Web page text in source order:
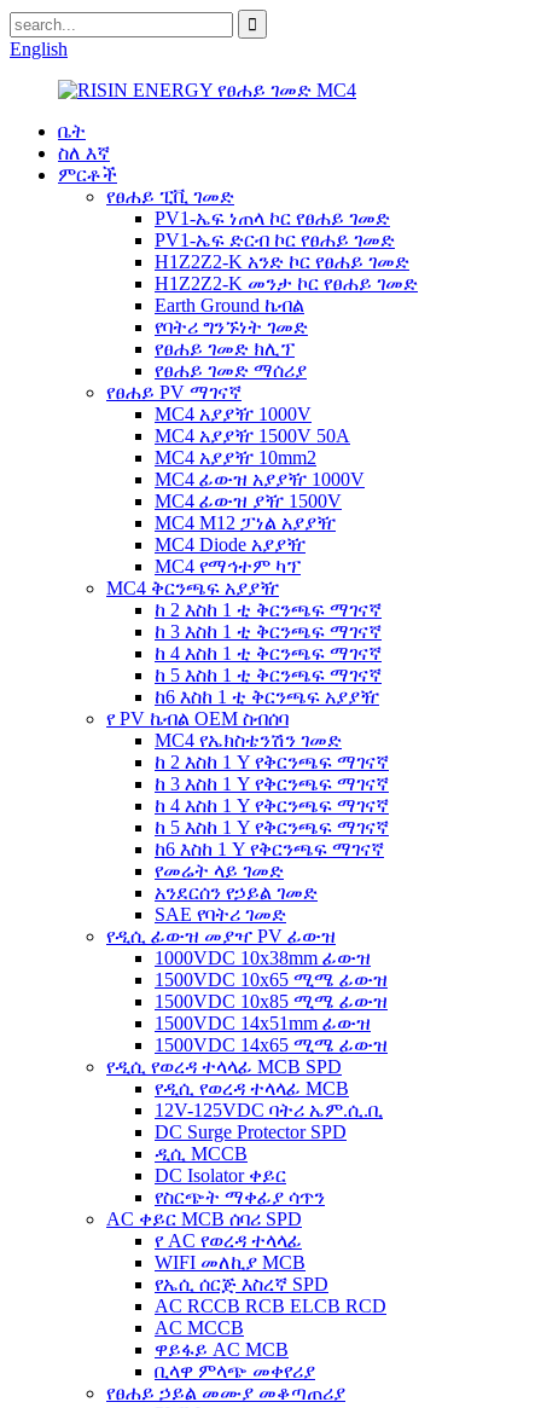
English
ቤት
ስለ እኛ
ምርቶች
የፀሐይ ፒቪ ገመድ
PV1-ኤፍ ነጠላ ኮር የፀሐይ ገመድ
PV1-ኤፍ ድርብ ኮር የፀሐይ ገመድ
H1Z2Z2-K አንድ ኮር የፀሐይ ገመድ
H1Z2Z2-K መንታ ኮር የፀሐይ ገመድ
Earth Ground ኬብል
የባትሪ ግንኙነት ገመድ
የፀሐይ ገመድ ክሊፕ
የፀሐይ ገመድ ማሰሪያ
የፀሐይ PV ማገናኛ
MC4 አያያዥ 1000V
MC4 አያያዥ 1500V 50A
MC4 አያያዥ 10mm2
MC4 ፊውዝ አያያዥ 1000V
MC4 ፊውዝ ያዥ 1500V
MC4 M12 ፓነል አያያዥ
MC4 Diode አያያዥ
MC4 የማኅተም ካፕ
MC4 ቅርንጫፍ አያያዥ
ከ 2 እስከ 1 ቲ ቅርንጫፍ ማገናኛ
ከ 3 እስከ 1 ቲ ቅርንጫፍ ማገናኛ
ከ 4 እስከ 1 ቲ ቅርንጫፍ ማገናኛ
ከ 5 እስከ 1 ቲ ቅርንጫፍ ማገናኛ
ከ6 እስከ 1 ቲ ቅርንጫፍ አያያዥ
የ PV ኬብል OEM ስብሰባ
MC4 የኤክስቴንሽን ገመድ
ከ 2 እስከ 1 Y የቅርንጫፍ ማገናኛ
ከ 3 እስከ 1 Y የቅርንጫፍ ማገናኛ
ከ 4 እስከ 1 Y የቅርንጫፍ ማገናኛ
ከ 5 እስከ 1 Y የቅርንጫፍ ማገናኛ
ከ6 እስከ 1 Y የቅርንጫፍ ማገናኛ
የመሬት ላይ ገመድ
አንደርሰን የኃይል ገመድ
SAE የባትሪ ገመድ
የዲሲ ፊውዝ መያዣ PV ፊውዝ
1000VDC 10x38mm ፊውዝ
1500VDC 10x65 ሚሜ ፊውዝ
1500VDC 10x85 ሚሜ ፊውዝ
1500VDC 14x51mm ፊውዝ
1500VDC 14x65 ሚሜ ፊውዝ
የዲሲ የወረዳ ተላላፊ MCB SPD
የዲሲ የወረዳ ተላላፊ MCB
12V-125VDC ባትሪ ኤም.ሲ.ቢ
DC Surge Protector SPD
ዲሲ MCCB
DC Isolator ቀይር
የስርጭት ማቀፊያ ሳጥን
AC ቀይር MCB ሰባሪ SPD
የ AC የወረዳ ተላላፊ
WIFI መለኪያ MCB
የኤሲ ሰርጅ እስረኛ SPD
AC RCCB RCB ELCB RCD
AC MCCB
ዋይፋይ AC MCB
ቢላዋ ምላጭ መቀየሪያ
የፀሐይ ኃይል መሙያ መቆጣጠሪያ